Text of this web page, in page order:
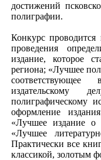
достижений
полиграфии.
Конкурс
проведения
издание, которое
региона; «Лучшее
издательскому
полиграфическому
оформление
«Лучшее издание о
«Лучшее
Практически все
классикой, золотым